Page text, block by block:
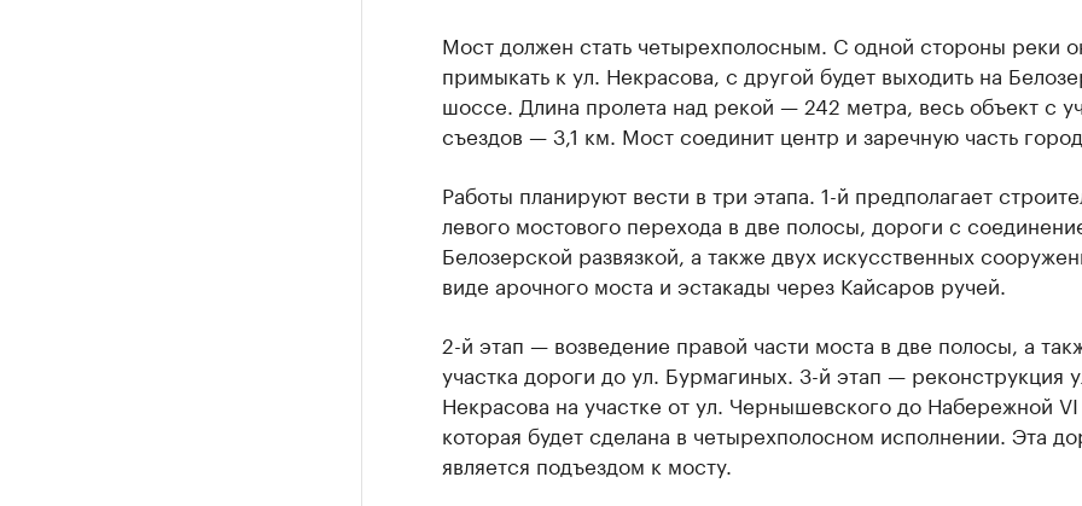
Мост должен стать четырехполосным. С одной стороны реки
примыкать к ул. Некрасова, с другой будет выходить на
шоссе. Длина пролета над рекой — 242 метра, весь объект с
съездов — 3,1 км. Мост соединит центр и заречную часть город.
Работы планируют вести в три этапа. 1-й предполагает
левого мостового перехода в две полосы, дороги с
Белозерской развязкой, а также двух искусственных
виде арочного моста и эстакады через Кайсаров ручей.
2-й этап — возведение правой части моста в две полосы, а
участка дороги до ул. Бурмагиных. 3-й этап — реконструкция
Некрасова на участке от ул. Чернышевского до Набережной
которая будет сделана в четырехполосном исполнении. Эта
является подъездом к мосту.